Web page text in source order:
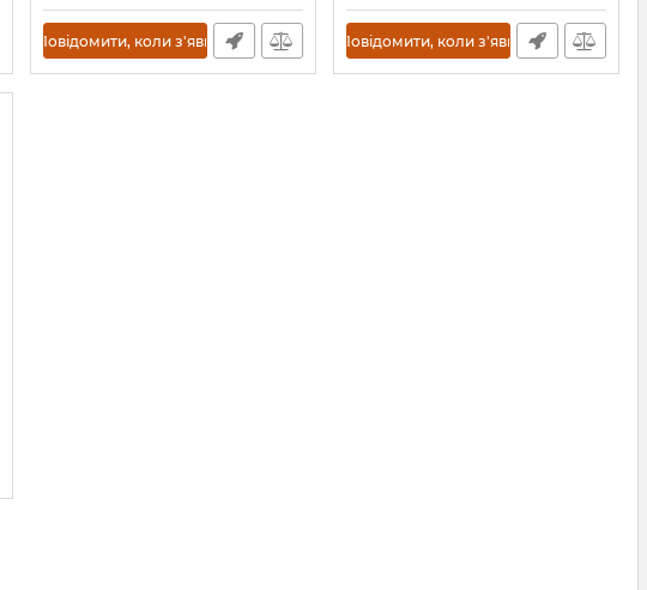
Повідомити, коли з'явиться Повідомити, коли з'явиться